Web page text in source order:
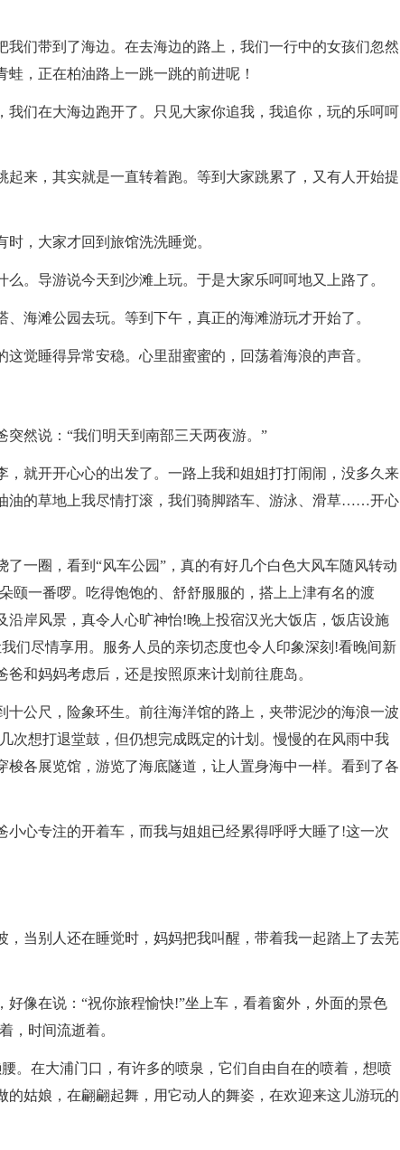
我们带到了海边。在去海边的路上，我们一行中的女孩们忽然
，正在柏油路上一跳一跳的前进呢！
我们在大海边跑开了。只见大家你追我，我追你，玩的乐呵呵
起来，其实就是一直转着跑。等到大家跳累了，又有人开始提
，大家才回到旅馆洗洗睡觉。
。导游说今天到沙滩上玩。于是大家乐呵呵地又上路了。
海滩公园去玩。等到下午，真正的海滩游玩才开始了。
觉睡得异常安稳。心里甜蜜蜜的，回荡着海浪的声音。
然说：“我们明天到南部三天两夜游。”
，就开开心心的出发了。一路上我和姐姐打打闹闹，没多久来
油的草地上我尽情打滚，我们骑脚踏车、游泳、滑草……开心
一圈，看到“风车公园”，真的有好几个白色大风车随风转动
颐一番啰。吃得饱饱的、舒舒服服的，搭上上津有名的渡
沿岸风景，真令人心旷神怡!晚上投宿汉光大饭店，饭店设施
们尽情享用。服务人员的亲切态度也令人印象深刻!看晚间新
和妈妈考虑后，还是按照原来计划前往鹿岛。
十公尺，险象环生。前往海洋馆的路上，夹带泥沙的海浪一波
次想打退堂鼓，但仍想完成既定的计划。慢慢的在风雨中我
梭各展览馆，游览了海底隧道，让人置身海中一样。看到了各
小心专注的开着车，而我与姐姐已经累得呼呼大睡了!这一次
，当别人还在睡觉时，妈妈把我叫醒，带着我一起踏上了去芜
像在说：“祝你旅程愉快!”坐上车，看着窗外，外面的景色
，时间流逝着。
。在大浦门口，有许多的喷泉，它们自由自在的喷着，想喷
的姑娘，在翩翩起舞，用它动人的舞姿，在欢迎来这儿游玩的